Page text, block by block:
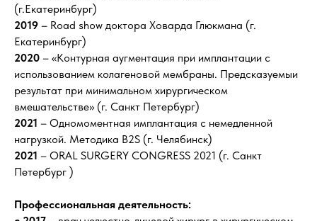
(г.Екатеринбург)
2019 – Road show доктора Ховарда Глюкмана (г.
Екатеринбург)
2020 – «Контурная аугментация при имплантации с
использованием колагеновой мембраны. Предсказуемыи
результат при минимальном хирургическом
вмешательстве» (г. Санкт Петербург)
2021 – Одномоментная имплантация с немедленной
нагрузкой. Методика B2S (г. Челябинск)
2021 – ORAL SURGERY CONGRESS 2021 (г. Санкт
Петербург )
Профессиональная деятельность: